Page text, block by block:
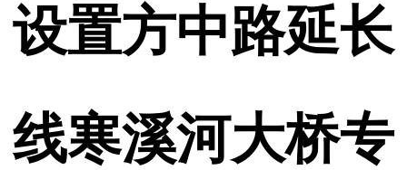
设置方中路延长
线寒溪河大桥专